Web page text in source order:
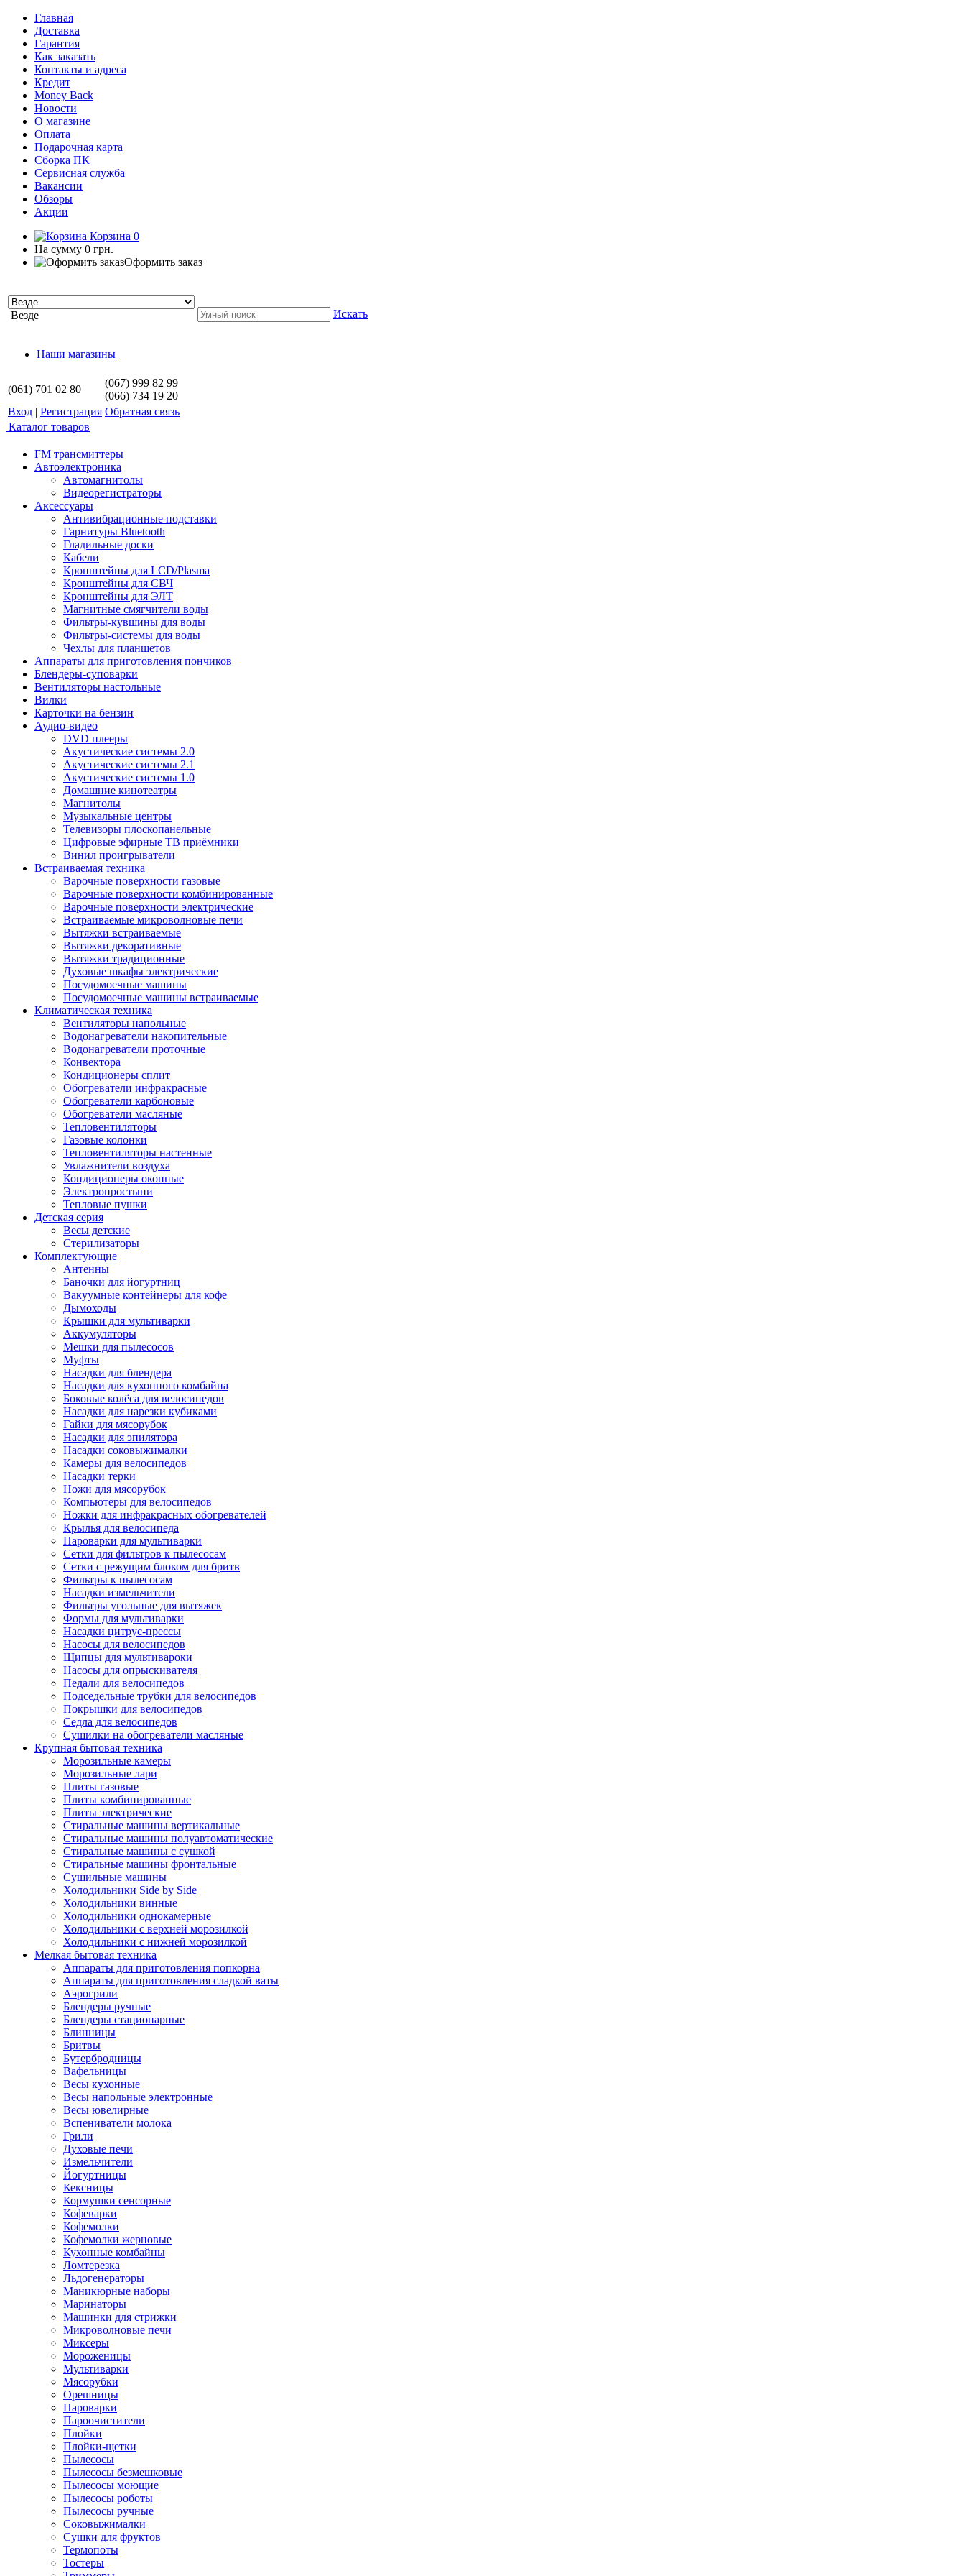
Главная
Доставка
Гарантия
Как заказать
Контакты и адреса
Кредит
Money Back
Новости
О магазине
Оплата
Подарочная карта
Сборка ПК
Сервисная служба
Вакансии
Обзоры
Акции
Корзина 0
На сумму 0 грн.
Оформить заказ
Везде Искать
Наши магазины
(061) 701 02 80
(067) 999 82 99
(066) 734 19 20
Вход | Регистрация Обратная связь
Каталог товаров
FM трансмиттеры
Автоэлектроника
Автомагнитолы
Видеорегистраторы
Аксессуары
Антивибрационные подставки
Гарнитуры Bluetooth
Гладильные доски
Кабели
Кронштейны для LCD/Plasma
Кронштейны для СВЧ
Кронштейны для ЭЛТ
Магнитные смягчители воды
Фильтры-кувшины для воды
Фильтры-системы для воды
Чехлы для планшетов
Аппараты для приготовления пончиков
Блендеры-суповарки
Вентиляторы настольные
Вилки
Карточки на бензин
Аудио-видео
DVD плееры
Акустические системы 2.0
Акустические системы 2.1
Акустические системы 1.0
Домашние кинотеатры
Магнитолы
Музыкальные центры
Телевизоры плоскопанельные
Цифровые эфирные ТВ приёмники
Винил проигрыватели
Встраиваемая техника
Варочные поверхности газовые
Варочные поверхности комбинированные
Варочные поверхности электрические
Встраиваемые микроволновые печи
Вытяжки встраиваемые
Вытяжки декоративные
Вытяжки традиционные
Духовые шкафы электрические
Посудомоечные машины
Посудомоечные машины встраиваемые
Климатическая техника
Вентиляторы напольные
Водонагреватели накопительные
Водонагреватели проточные
Конвектора
Кондиционеры сплит
Обогреватели инфракрасные
Обогреватели карбоновые
Обогреватели масляные
Тепловентиляторы
Газовые колонки
Тепловентиляторы настенные
Увлажнители воздуха
Кондиционеры оконные
Электропростыни
Тепловые пушки
Детская серия
Весы детские
Стерилизаторы
Комплектующие
Антенны
Баночки для йогуртниц
Вакуумные контейнеры для кофе
Дымоходы
Крышки для мультиварки
Аккумуляторы
Мешки для пылесосов
Муфты
Насадки для блендера
Насадки для кухонного комбайна
Боковые колёса для велосипедов
Насадки для нарезки кубиками
Гайки для мясорубок
Насадки для эпилятора
Насадки соковыжималки
Камеры для велосипедов
Насадки терки
Ножи для мясорубок
Компьютеры для велосипедов
Ножки для инфракрасных обогревателей
Крылья для велосипеда
Пароварки для мультиварки
Сетки для фильтров к пылесосам
Сетки с режущим блоком для бритв
Фильтры к пылесосам
Насадки измельчители
Фильтры угольные для вытяжек
Формы для мультиварки
Насадки цитрус-прессы
Насосы для велосипедов
Щипцы для мультивароки
Насосы для опрыскивателя
Педали для велосипедов
Подседельные трубки для велосипедов
Покрышки для велосипедов
Седла для велосипедов
Сушилки на обогреватели масляные
Крупная бытовая техника
Морозильные камеры
Морозильные лари
Плиты газовые
Плиты комбинированные
Плиты электрические
Стиральные машины вертикальные
Стиральные машины полуавтоматические
Стиральные машины с сушкой
Стиральные машины фронтальные
Сушильные машины
Холодильники Side by Side
Холодильники винные
Холодильники однокамерные
Холодильники с верхней морозилкой
Холодильники с нижней морозилкой
Мелкая бытовая техника
Аппараты для приготовления попкорна
Аппараты для приготовления сладкой ваты
Аэрогрили
Блендеры ручные
Блендеры стационарные
Блинницы
Бритвы
Бутербродницы
Вафельницы
Весы кухонные
Весы напольные электронные
Весы ювелирные
Вспениватели молока
Грили
Духовые печи
Измельчители
Йогуртницы
Кексницы
Кормушки сенсорные
Кофеварки
Кофемолки
Кофемолки жерновые
Кухонные комбайны
Ломтерезка
Льдогенераторы
Маникюрные наборы
Маринаторы
Машинки для стрижки
Микроволновые печи
Миксеры
Мороженицы
Мультиварки
Мясорубки
Орешницы
Пароварки
Пароочистители
Плойки
Плойки-щетки
Пылесосы
Пылесосы безмешковые
Пылесосы моющие
Пылесосы роботы
Пылесосы ручные
Соковыжималки
Сушки для фруктов
Термопоты
Тостеры